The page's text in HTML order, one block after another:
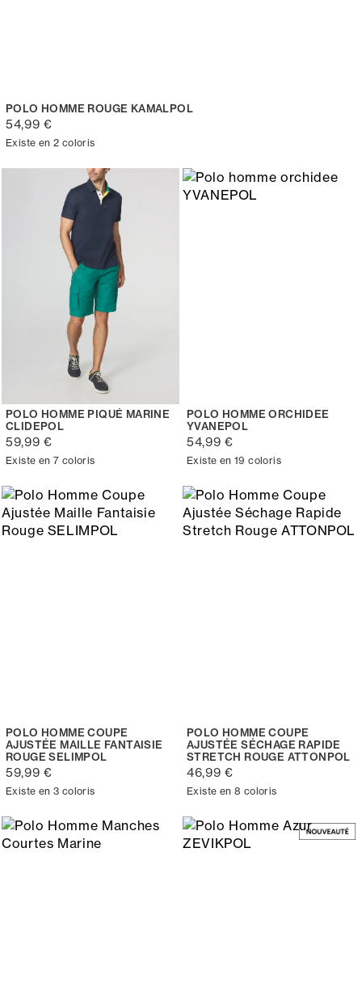
POLO HOMME ROUGE KAMALPOL
54,99 €
Existe en 2 coloris
POLO HOMME PIQUÉ MARINE
CLIDEPOL
59,99 €
Existe en 7 coloris
POLO HOMME ORCHIDEE
YVANEPOL
54,99 €
Existe en 19 coloris
POLO HOMME COUPE
AJUSTÉE MAILLE FANTAISIE
ROUGE SELIMPOL
59,99 €
Existe en 3 coloris
POLO HOMME COUPE
AJUSTÉE SÉCHAGE RAPIDE
STRETCH ROUGE ATTONPOL
46,99 €
Existe en 8 coloris